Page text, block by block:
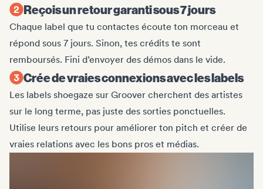
Reçois un retour garanti sous 7 jours
Chaque label que tu contactes écoute ton morceau et
répond sous 7 jours. Sinon, tes crédits te sont
remboursés. Fini d’envoyer des démos dans le vide.
Crée de vraies connexions avec les labels
Les labels shoegaze sur Groover cherchent des artistes
sur le long terme, pas juste des sorties ponctuelles.
Utilise leurs retours pour améliorer ton pitch et créer de
vraies relations avec les bons pros et médias.